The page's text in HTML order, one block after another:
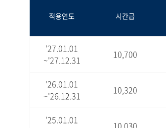
적용연도 시간급
'27.01.01
~'27.12.31
10,700
'26.01.01
~'26.12.31
10,320
'25.01.01